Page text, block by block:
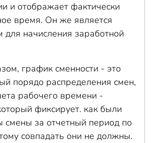
и отображает фактически
время. Он же является
для начисления заработной
график сменности - это
порядо распределения смен,
рабочего времени -
фиксирует. как были
смены за отчетный период по
совпадать они не должны.